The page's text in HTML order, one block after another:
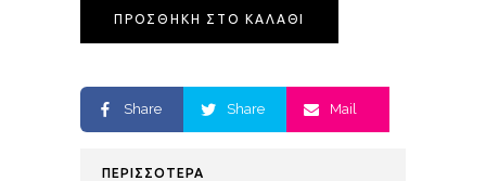
ΠΡΟΣΘΗΚΗ ΣΤΟ ΚΑΛΑΘΙ
Share Share Mail
ΠΕΡΙΣΣΟΤΕΡΑ